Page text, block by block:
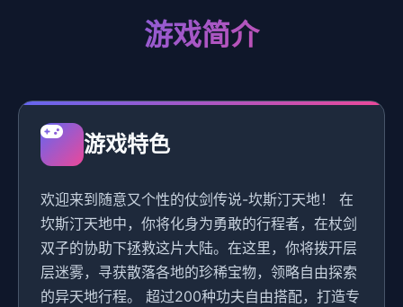
游戏简介
游戏特色
欢迎来到随意又个性的仗剑传说-坎斯汀天地！ 在
坎斯汀天地中，你将化身为勇敢的行程者，在杖剑
双子的协助下拯救这片大陆。在这里，你将拨开层
层迷雾，寻获散落各地的珍稀宝物，领略自由探索
的异天地行程。 超过200种功夫自由搭配，打造专